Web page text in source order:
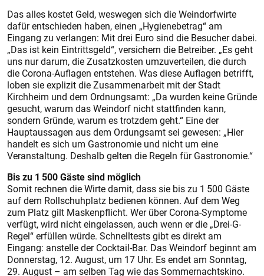
Das alles kostet Geld, weswegen sich die Weindorfwirte
dafür entschieden haben, einen „Hygienebetrag“ am
Eingang zu verlangen: Mit drei Euro sind die Besucher dabei.
„Das ist kein Eintrittsgeld“, versichern die Betreiber. „Es geht
uns nur darum, die Zusatzkosten umzuverteilen, die durch
die Corona-Auflagen entstehen. Was diese Auflagen betrifft,
loben sie explizit die Zusammenarbeit mit der Stadt
Kirchheim und dem Ordnungsamt: „Da wurden keine Gründe
gesucht, warum das Weindorf nicht stattfinden kann,
sondern Gründe, warum es trotzdem geht.“ Eine der
Hauptaussagen aus dem Ordungsamt sei gewesen: „Hier
handelt es sich um Gastronomie und nicht um eine
Veranstaltung. Deshalb gelten die Regeln für Gastronomie.“
Bis zu 1 500 Gäste sind möglich
Somit rechnen die Wirte damit, dass sie bis zu 1 500 Gäste
auf dem Rollschuhplatz bedienen können. Auf dem Weg
zum Platz gilt Maskenpflicht. Wer über Corona-Symptome
verfügt, wird nicht eingelassen, auch wenn er die „Drei-G-
Regel“ erfüllen würde. Schnelltests gibt es direkt am
Eingang: anstelle der Cocktail-Bar. Das Weindorf beginnt am
Donnerstag, 12. August, um 17 Uhr. Es endet am Sonntag,
29. August – am selben Tag wie das Sommernachtskino.